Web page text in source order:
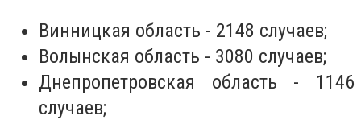
Винницкая область - 2148 случаев;
Волынская область - 3080 случаев;
Днепропетровская область - 1146
случаев;